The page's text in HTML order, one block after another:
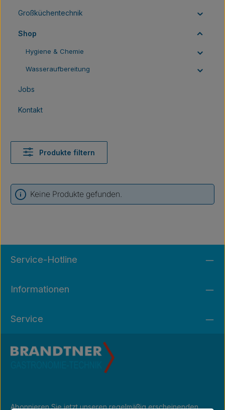
Großküchentechnik
Shop
Hygiene & Chemie
Wasseraufbereitung
Jobs
Kontakt
Produkte filtern
Keine Produkte gefunden.
Service-Hotline
Informationen
Service
Abonnieren Sie jetzt unseren regelmäßig erscheinenden